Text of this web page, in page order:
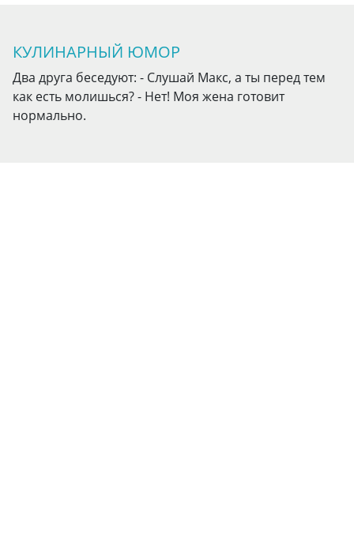
КУЛИНАРНЫЙ ЮМОР
Два друга беседуют: - Слушай Макс, а ты перед тем
как есть молишься? - Нет! Моя жена готовит
нормально.